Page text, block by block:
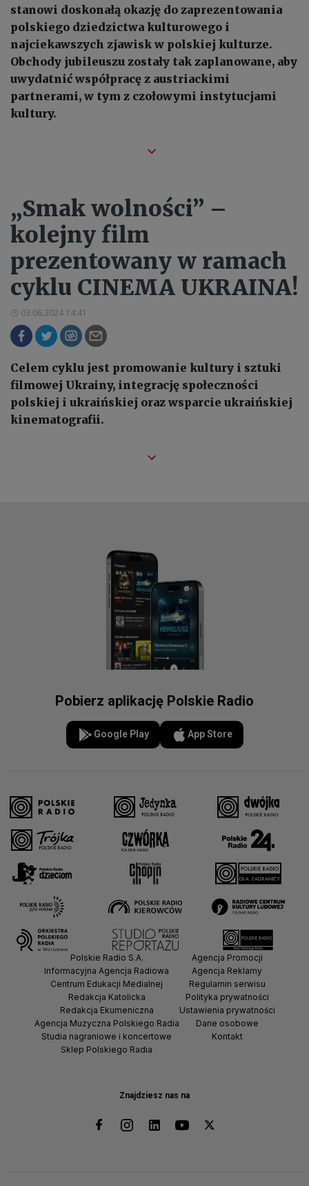
stanowi doskonałą okazję do zaprezentowania
polskiego dziedzictwa kulturowego i
najciekawszych zjawisk w polskiej kulturze.
Obchody jubileuszu zostały tak zaplanowane, aby
uwydatnić współpracę z austriackimi
partnerami, w tym z czołowymi instytucjami
kultury.
„Smak wolności” –
kolejny film
prezentowany w ramach
cyklu CINEMA UKRAINA!
03.06.2024 14:41
Celem cyklu jest promowanie kultury i sztuki
filmowej Ukrainy, integrację społeczności
polskiej i ukraińskiej oraz wsparcie ukraińskiej
kinematografii.
Pobierz aplikację Polskie Radio
Google Play App Store
Znajdziesz nas na
Polskie Radio S.A.
Informacyjna Agencja Radiowa
Centrum Edukacji Medialnej
Redakcja Katolicka
Redakcja Ekumeniczna
Agencja Muzyczna Polskiego Radia
Studia nagraniowe i koncertowe
Sklep Polskiego Radia
Agencja Promocji
Agencja Reklamy
Regulamin serwisu
Polityka prywatności
Ustawienia prywatności
Dane osobowe
Kontakt